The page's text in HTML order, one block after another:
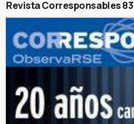
Revista Corresponsables 83